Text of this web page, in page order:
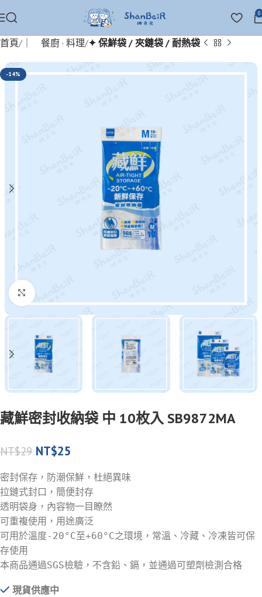
0
首頁 ｜ 餐廚 · 料理 ✦ 保鮮袋 / 夾鏈袋 / 耐熱袋
-14%
Click to enlarge
藏鮮密封收納袋 中 10枚入 SB9872MA
NT$29 NT$25
密封保存，防潮保鮮，杜絕異味
拉鏈式封口，簡便封存
透明袋身，內容物一目瞭然
可重複使用，用途廣泛
可用於溫度-20°C至+60°C之環境，常溫、冷藏、冷凍皆可保
存使用
本商品通過SGS檢驗，不含鉛、鎘，並通過可塑劑檢測合格
現貨供應中